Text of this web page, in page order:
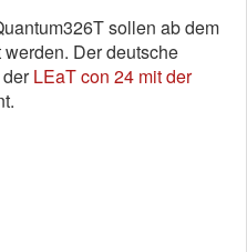
sollen ab dem
Der deutsche
LEaT con 24 mit der